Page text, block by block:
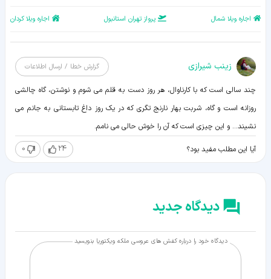
اجاره ویلا شمال پرواز تهران استانبول اجاره ویلا کردان
زينب شيرازی گزارش خطا / ارسال اطلاعات
چند سالی است که با کارناوال، هر روز دست به قلم می شوم و نوشتن، گاه چالشی
روزانه است و گاه، شربت بهار نارنج تگری که در یک روز داغ تابستانی به جانم می
نشیند... و این چیزی است که آن را خوش حالی می نامم.
آیا این مطلب مفید بود؟ 24
0
دیدگاه جدید
دیدگاه خود را درباره کفش های عروسی ملکه ویکتوریا بنویسید